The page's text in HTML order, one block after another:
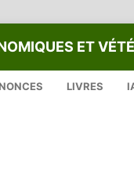
ET
LIVRES